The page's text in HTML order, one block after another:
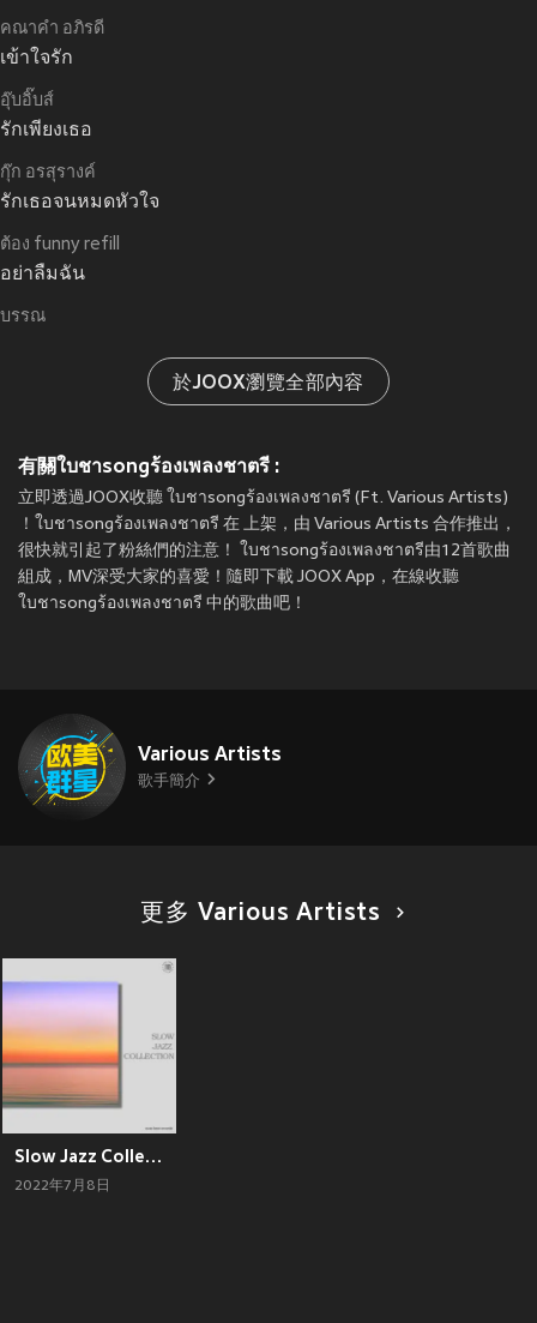
คณาคำ อภิรดี
เข้าใจรัก
อุ๊บอิ๊บส์
รักเพียงเธอ
กุ๊ก อรสุรางค์
รักเธอจนหมดหัวใจ
ต้อง funny refill
อย่าลืมฉัน
บรรณ
於JOOX瀏覽全部內容
有關ใบชาsongร้องเพลงชาตรี :
立即透過JOOX收聽 ใบชาsongร้องเพลงชาตรี (Ft. Various Artists)
！ใบชาsongร้องเพลงชาตรี 在 上架，由 Various Artists 合作推出，
很快就引起了粉絲們的注意！ ใบชาsongร้องเพลงชาตรี由12首歌曲
組成，MV深受大家的喜愛！隨即下載 JOOX App，在線收聽
ใบชาsongร้องเพลงชาตรี 中的歌曲吧！
Various Artists
歌手簡介
更多 Various Artists
Slow Jazz Collection
2022年7月8日